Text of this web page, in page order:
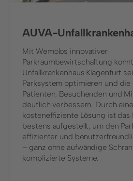
AUVA-
Mit Wemolos innovativer
Parkraumbewirtschaftung
Unfallkrankenhaus Klagenfurt
Parksystem optimieren und
Patienten, Besuchenden und
deutlich verbessern. Durch
kosteneffiziente Lösung ist das
bestens aufgestellt, um den
effizienter und
– ganz ohne aufwändige
komplizierte Systeme.